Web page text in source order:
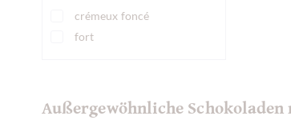
crémeux foncé
fort
Außergewöhnliche